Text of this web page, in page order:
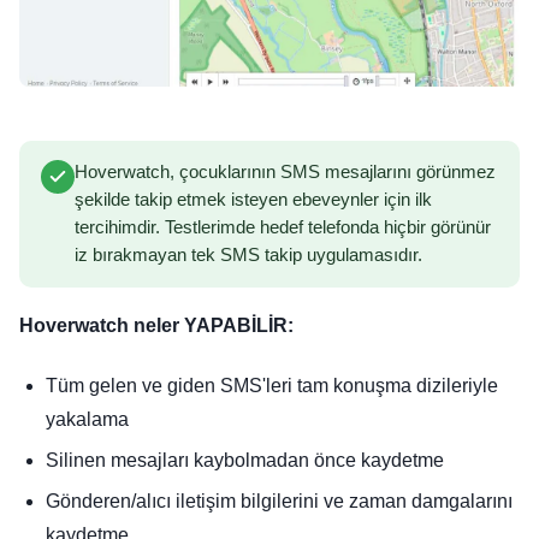
Hoverwatch, çocuklarının SMS mesajlarını görünmez
şekilde takip etmek isteyen ebeveynler için ilk
tercihimdir. Testlerimde hedef telefonda hiçbir görünür
iz bırakmayan tek SMS takip uygulamasıdır.
Hoverwatch neler YAPABİLİR:
Tüm gelen ve giden SMS'leri tam konuşma dizileriyle
yakalama
Silinen mesajları kaybolmadan önce kaydetme
Gönderen/alıcı iletişim bilgilerini ve zaman damgalarını